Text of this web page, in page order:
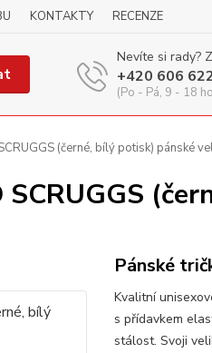
KONTAKTY RECENZE
Nevíte si rady?
+420 606
(Po - Pá, 9 - 18
(černé, bílý potisk) pánské
SCRUGGS
Pánské
Kvalitní
s přídavkem
stálost. Svoji